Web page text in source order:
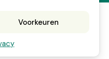
Voorkeuren